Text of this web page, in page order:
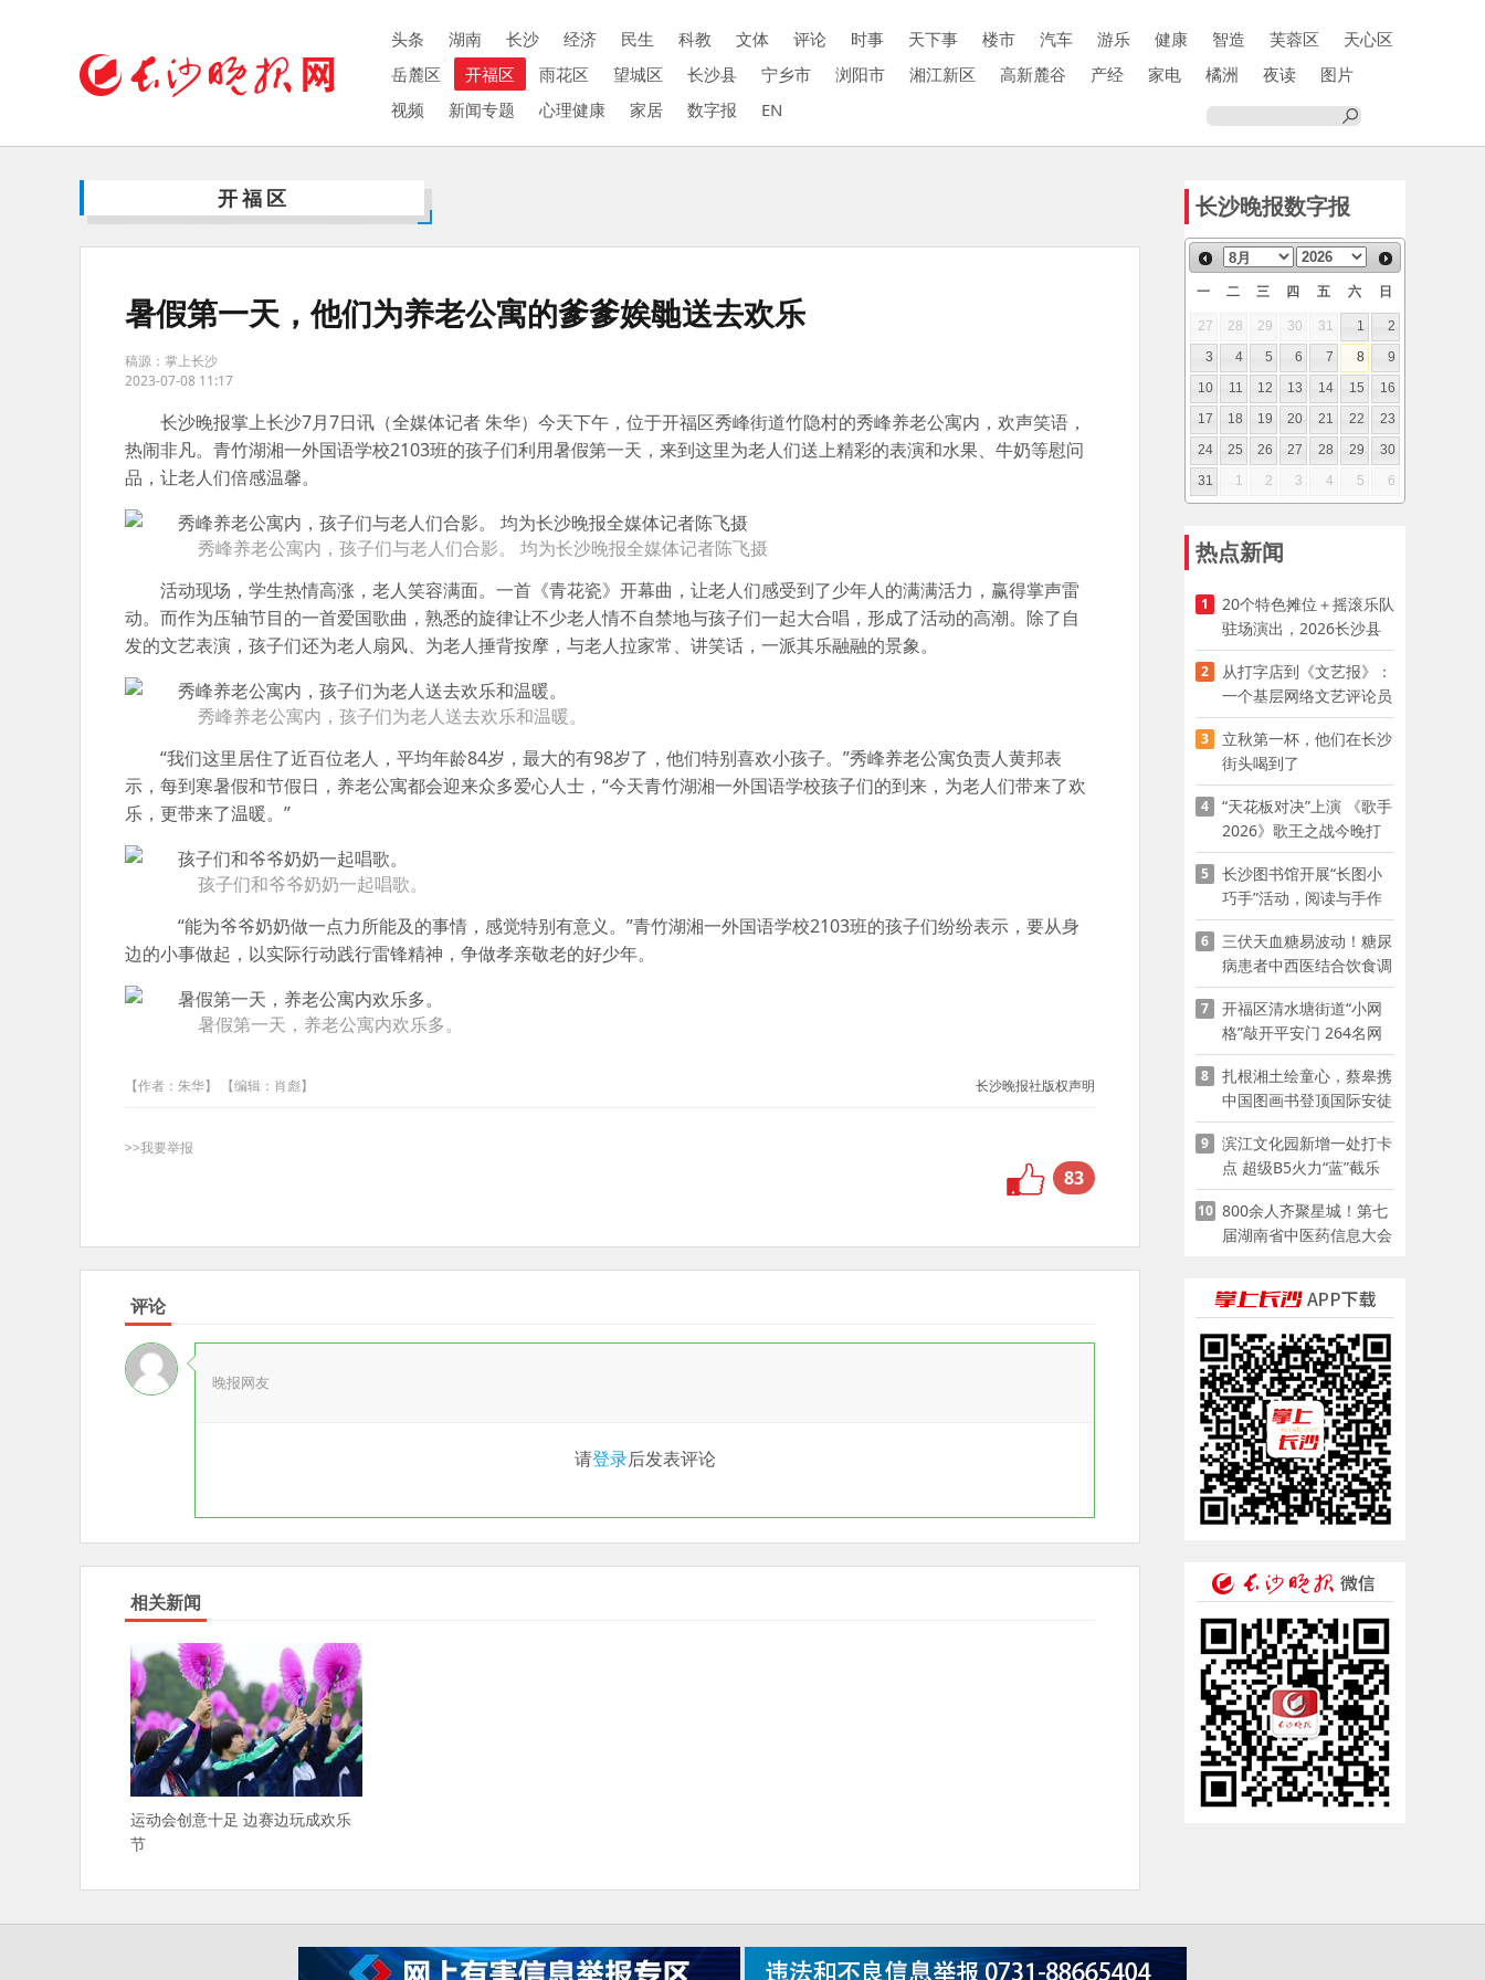
头条 湖南 长沙 经济 民生 科教 文体 评论 时事 天下事 楼市 汽车 游乐 健康 智造 芙蓉区
天心区
岳麓区
开福区 雨花区 望城区 长沙县 宁乡市 浏阳市 湘江新区 高新麓谷 产经 家电 橘洲 夜读
图片
视频
新闻专题 心理健康 家居 数字报 EN
开福区
暑假第一天，他们为养老公寓的爹爹娭毑送去欢乐
稿源：掌上长沙
2023-07-08 11:17
长沙晚报掌上长沙7月7日讯（全媒体记者 朱华）今天下午，位于开福区秀峰街道竹隐村的秀峰养老公寓内，欢声笑语，
热闹非凡。青竹湖湘一外国语学校2103班的孩子们利用暑假第一天，来到这里为老人们送上精彩的表演和水果、牛奶等慰问
品，让老人们倍感温馨。
秀峰养老公寓内，孩子们与老人们合影。 均为长沙晚报全媒体记者陈飞摄
活动现场，学生热情高涨，老人笑容满面。一首《青花瓷》开幕曲，让老人们感受到了少年人的满满活力，赢得掌声雷
动。而作为压轴节目的一首爱国歌曲，熟悉的旋律让不少老人情不自禁地与孩子们一起大合唱，形成了活动的高潮。除了自
发的文艺表演，孩子们还为老人扇风、为老人捶背按摩，与老人拉家常、讲笑话，一派其乐融融的景象。
秀峰养老公寓内，孩子们为老人送去欢乐和温暖。
“我们这里居住了近百位老人，平均年龄84岁，最大的有98岁了，他们特别喜欢小孩子。”秀峰养老公寓负责人黄邦表
示，每到寒暑假和节假日，养老公寓都会迎来众多爱心人士，“今天青竹湖湘一外国语学校孩子们的到来，为老人们带来了欢
乐，更带来了温暖。”
孩子们和爷爷奶奶一起唱歌。
“能为爷爷奶奶做一点力所能及的事情，感觉特别有意义。”青竹湖湘一外国语学校2103班的孩子们纷纷表示，要从身
边的小事做起，以实际行动践行雷锋精神，争做孝亲敬老的好少年。
暑假第一天，养老公寓内欢乐多。
【作者：朱华】 【编辑：肖彪】 长沙晚报社版权声明
>>我要举报
83
评论
晚报网友
请登录后发表评论
相关新闻
运动会创意十足 边赛边玩成欢乐
节
长沙晚报数字报
一 二 三 四 五 六 日
27 28 29 30 31 1
2
3
4 5 6 7 8
9
10
11 12 13 14 15
16
17
18 19 20 21 22
23
24
25 26 27 28 29
30
31
1 2 3 4 5 6
热点新闻
1
20个特色摊位＋摇滚乐队
驻场演出，2026长沙县
夜市嘉年华启幕
2
从打字店到《文艺报》：
一个基层网络文艺评论员
的突围
3
立秋第一杯，他们在长沙
街头喝到了
4
“天花板对决”上演 《歌手
2026》歌王之战今晚打
响
5
长沙图书馆开展“长图小
巧手”活动，阅读与手作
赋能少儿暑期成长
6
三伏天血糖易波动！糖尿
病患者中西医结合饮食调
养指南
7
开福区清水塘街道“小网
格”敲开平安门 264名网
格员扫楼“错峰问安”
8
扎根湘土绘童心，蔡皋携
中国图画书登顶国际安徒
生奖
9
滨江文化园新增一处打卡
点 超级B5火力“蓝”截乐
园登陆长沙
10 800余人齐聚星城！第七
届湖南省中医药信息大会